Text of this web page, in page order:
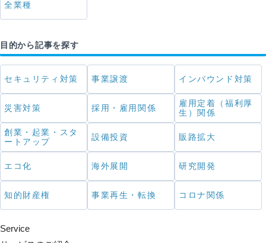
全業種
目的から記事を探す
セキュリティ対策 事業譲渡 インバウンド対策
災害対策 採用・雇用関係
雇用定着（福利厚
生）関係
創業・起業・スタ
ートアップ
設備投資 販路拡大
エコ化 海外展開 研究開発
知的財産権 事業再生・転換 コロナ関係
Service